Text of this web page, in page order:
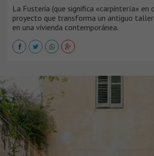
La Fusteria (que significa «carpintería» en
proyecto que transforma un antiguo
en una vivienda contemporánea.